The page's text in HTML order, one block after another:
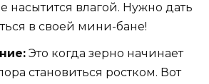
насытится влагой. Нужно дать
в своей мини-бане!
Это когда зерно начинает
становиться ростком. Вот